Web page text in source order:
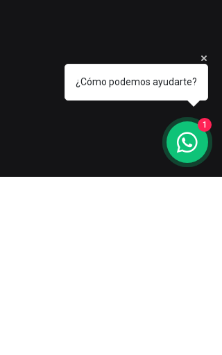
¿Cómo podemos ayudarte?
1